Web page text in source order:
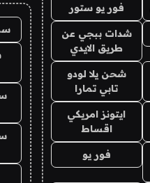
فور يو ستور
شدات ببجي عن
طريق الايدي
شحن يلا لودو
تابي تمارا
ايتونز امريكي
اقساط
فور يو